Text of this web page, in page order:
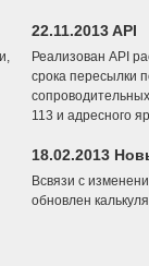
22.11.2013 API
Реализован API
срока пересылки
113 и адресного
18.02.2013
Всвязи с
обновлен